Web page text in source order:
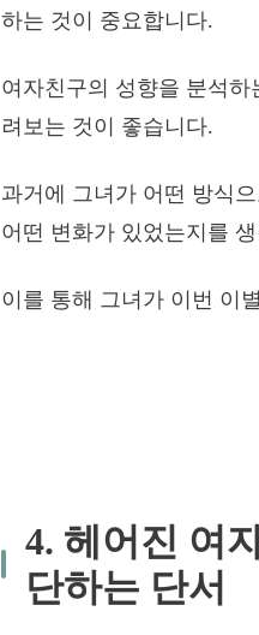
하는 것이 중요합니다.
여자친구의 성향을 분석
려보는 것이 좋습니다.
과거에 그녀가 어떤 방식
어떤 변화가 있었는지를
이를 통해 그녀가 이번 이
4. 헤어진 여
단하는 단서